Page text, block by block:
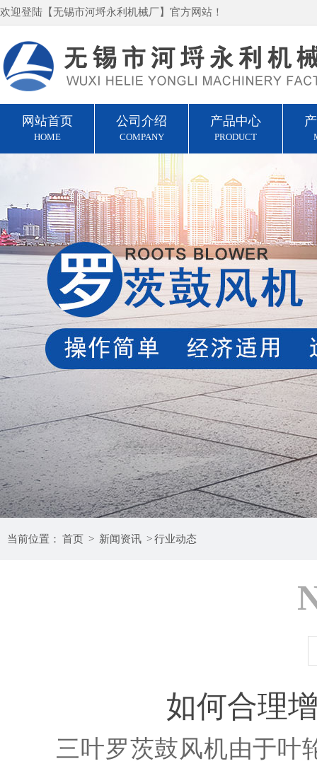
欢迎登陆【无锡市河埒永利机械厂】官方网站！
网站首页
HOME
公司介绍
COMPANY
产品中心
PRODUCT
当前位置： 首页 > 新闻资讯 >行业动态
如何合理
三叶罗茨鼓风机由于叶轮